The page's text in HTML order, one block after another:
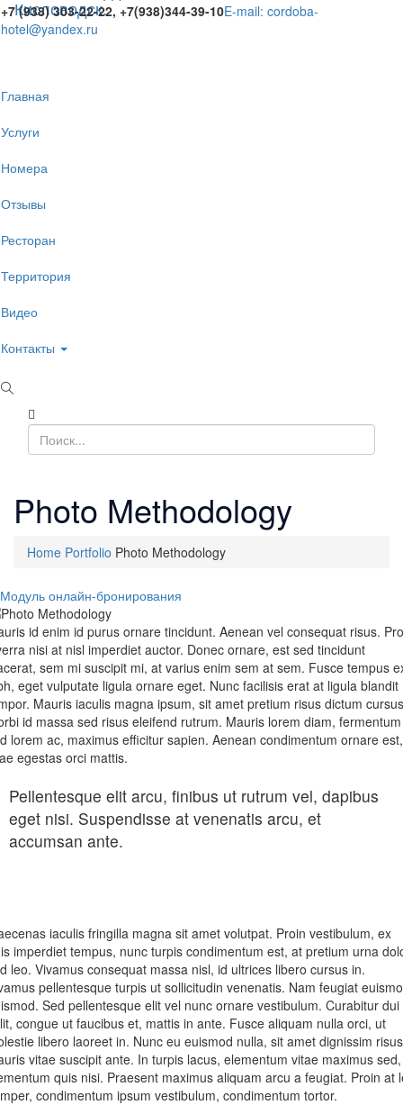
+7 (938) 303-22-22, +7(938)344-39-10E-mail: cordoba-
hotel@yandex.ru
Главная
Услуги
Номера
Отзывы
Ресторан
Территория
Видео
Контакты
Photo Methodology
Home Portfolio Photo Methodology
Модуль онлайн-бронирования
id enim id purus ornare tincidunt. Aenean vel consequat risus.
nisi at nisl imperdiet auctor. Donec ornare, est sed tincidunt
sem mi suscipit mi, at varius enim sem at sem. Fusce tempus
eget vulputate ligula ornare eget. Nunc facilisis erat at ligula blandit
Mauris iaculis magna ipsum, sit amet pretium risus dictum
id massa sed risus eleifend rutrum. Mauris lorem diam, fermentum
lorem ac, maximus efficitur sapien. Aenean condimentum ornare est,
egestas orci mattis.
Pellentesque elit arcu, finibus ut rutrum vel, dapibus
eget nisi. Suspendisse at venenatis arcu, et
accumsan ante.
iaculis fringilla magna sit amet volutpat. Proin vestibulum, ex
imperdiet tempus, nunc turpis condimentum est, at pretium urna
leo. Vivamus consequat massa nisl, id ultrices libero cursus in.
pellentesque turpis ut sollicitudin venenatis. Nam feugiat
Sed pellentesque elit vel nunc ornare vestibulum. Curabitur dui
congue ut faucibus et, mattis in ante. Fusce aliquam nulla orci, ut
libero laoreet in. Nunc eu euismod nulla, sit amet dignissim
vitae suscipit ante. In turpis lacus, elementum vitae maximus sed,
quis nisi. Praesent maximus aliquam arcu a feugiat. Proin at
condimentum ipsum vestibulum, condimentum tortor.